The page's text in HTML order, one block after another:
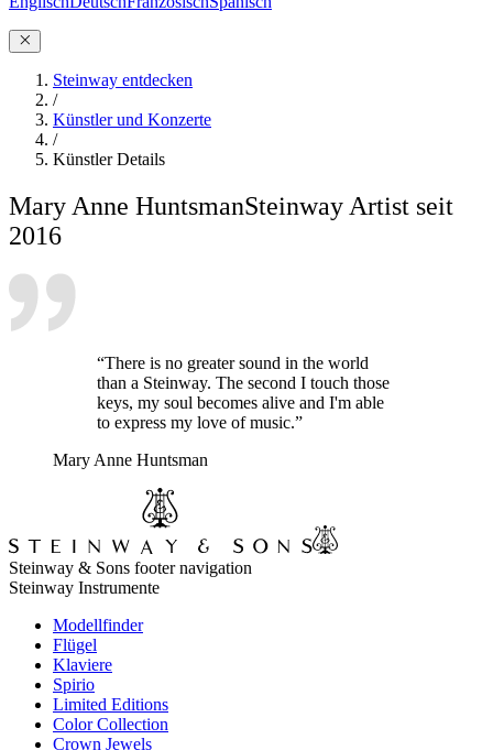
Steinway entdecken
/
Künstler und Konzerte
/
Künstler Details
Mary Anne HuntsmanSteinway Artist seit
2016
“There is no greater sound in the world
than a Steinway. The second I touch those
keys, my soul becomes alive and I'm able
to express my love of music.”
Mary Anne Huntsman
Steinway & Sons footer navigation
Steinway Instrumente
Modellfinder
Flügel
Klaviere
Spirio
Limited Editions
Color Collection
Crown Jewels